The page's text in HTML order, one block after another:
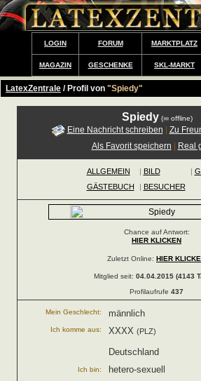
LOGIN FORUM MARKTPLATZ
MAGAZIN GESCHENKE SKL-MARKT
LatexZentrale / Profil von "Spiedy"
Spiedy ( offline)
Eine Nachricht schreiben
Zu
Als Favorit speichern
Real
ALLGEMEIN | BILD |
GÄSTEBUCH
| BESUCHER
Chance auf Antwort:
HIER KLICKEN
Zuletzt Online: HIER
Mitglied seit: 04.04.2015 (4143
Profilaufrufe 437
Mein Geschlecht: männlich
Ich komme aus: XXXX (PLZ)
Deutschland
Ich bin: hetero-sexuell